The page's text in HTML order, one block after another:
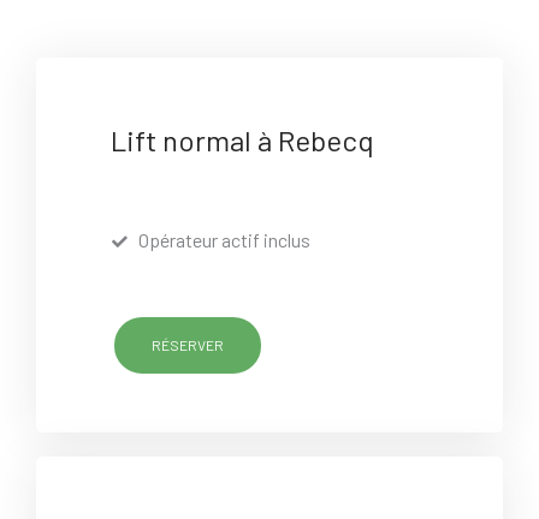
Lift normal à Rebecq
Opérateur actif inclus
RÉSERVER